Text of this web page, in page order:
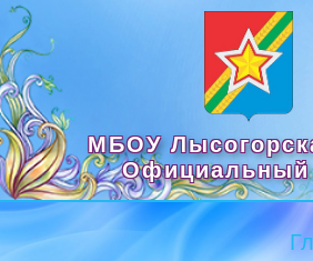
МБОУ
Официальный